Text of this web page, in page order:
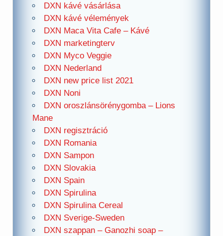
DXN kávé vásárlása
DXN kávé vélemények
DXN Maca Vita Cafe – Kávé
DXN marketingterv
DXN Myco Veggie
DXN Nederland
DXN new price list 2021
DXN Noni
DXN oroszlánsörénygomba – Lions
Mane
DXN regisztráció
DXN Romania
DXN Sampon
DXN Slovakia
DXN Spain
DXN Spirulina
DXN Spirulina Cereal
DXN Sverige-Sweden
DXN szappan – Ganozhi soap –